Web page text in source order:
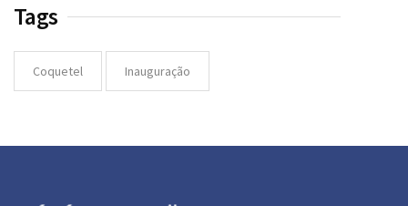
Tags
Coquetel Inauguração